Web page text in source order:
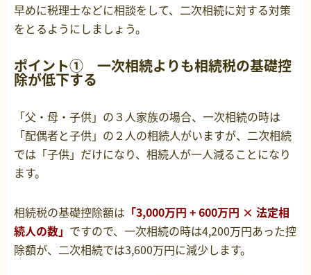
早めに税理士などに相談をして、二次相続に対する対策
をとるようにしましょう。
ポイント① 一次相続よりも相続税の基礎控
除が低下する
「父・母・子供」の３人家族の場合、一次相続の時は
「配偶者と子供」の２人の相続人がいますが、二次相続
では「子供」だけになり、相続人が一人減ることになり
ます。
相続税の基礎控除額は 「3,000万円 + 600万円 × 法定相
続人の数」 ですので、一次相続の時は4,200万円あった控
除額が、二次相続では3,600万円に減少します。